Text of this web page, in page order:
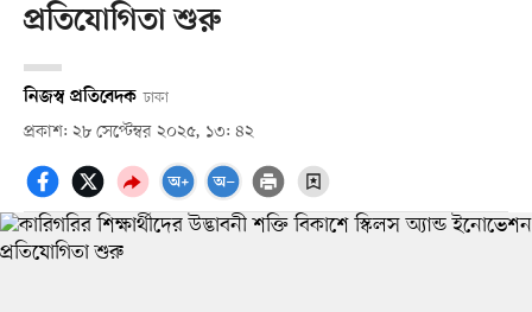
প্রতিযোগিতা শুরু
নিজস্ব প্রতিবেদক ঢাকা
প্রকাশ: ২৮ সেপ্টেম্বর ২০২৫, ১৩: ৪২